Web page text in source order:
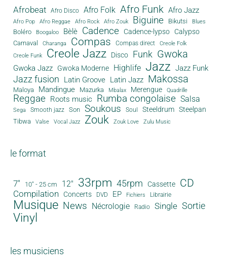
Afrobeat Afro Disco Afro Folk Afro Funk Afro Jazz
Afro Pop Afro Reggae Afro Rock Afro Zouk Biguine Bikutsi Blues
Boléro Boogaloo Bèlè Cadence Cadence-lypso Calypso
Carnaval Charanga Compas Compas direct
Creole Folk
Creole Funk
Creole Jazz Disco Funk Gwoka
Gwoka Jazz Gwoka Moderne Highlife Jazz Jazz Funk
Jazz fusion Latin Groove Latin Jazz Makossa
Maloya Mandingue Mazurka Mbalax Merengue Quadrille
Reggae Roots music Rumba congolaise Salsa
Sega Smooth jazz Son Soukous Soul Steeldrum Steelpan
Tibwa Valse Vocal Jazz Zouk Zouk Love Zulu Music
le format
7" 10" - 25 cm 12" 33rpm 45rpm Cassette CD
Compilation Concerts DVD EP Fichiers Librairie
Musique News Nécrologie Radio Single Sortie
Vinyl
les musiciens